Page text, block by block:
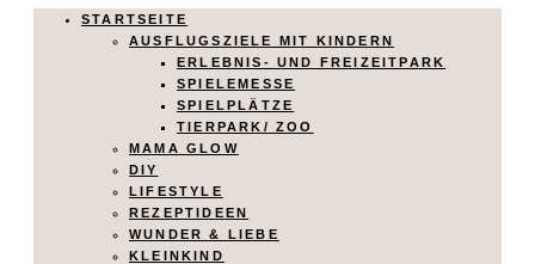
STARTSEITE
AUSFLUGSZIELE MIT KINDERN
ERLEBNIS- UND FREIZEITPARK
SPIELEMESSE
SPIELPLÄTZE
TIERPARK/ ZOO
MAMA GLOW
DIY
LIFESTYLE
REZEPTIDEEN
WUNDER & LIEBE
KLEINKIND